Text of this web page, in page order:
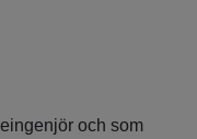
och som